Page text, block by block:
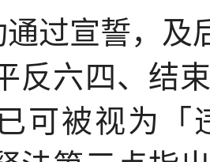
通过宣誓，及
反六四、结
可被视为「